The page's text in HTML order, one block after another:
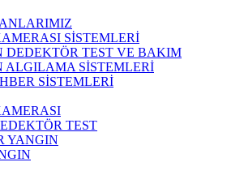
SİSTEMLERİ
DEDEKTÖR TEST VE BAKIM
ALGILAMA SİSTEMLERİ
SİSTEMLERİ
TEST
YANGIN